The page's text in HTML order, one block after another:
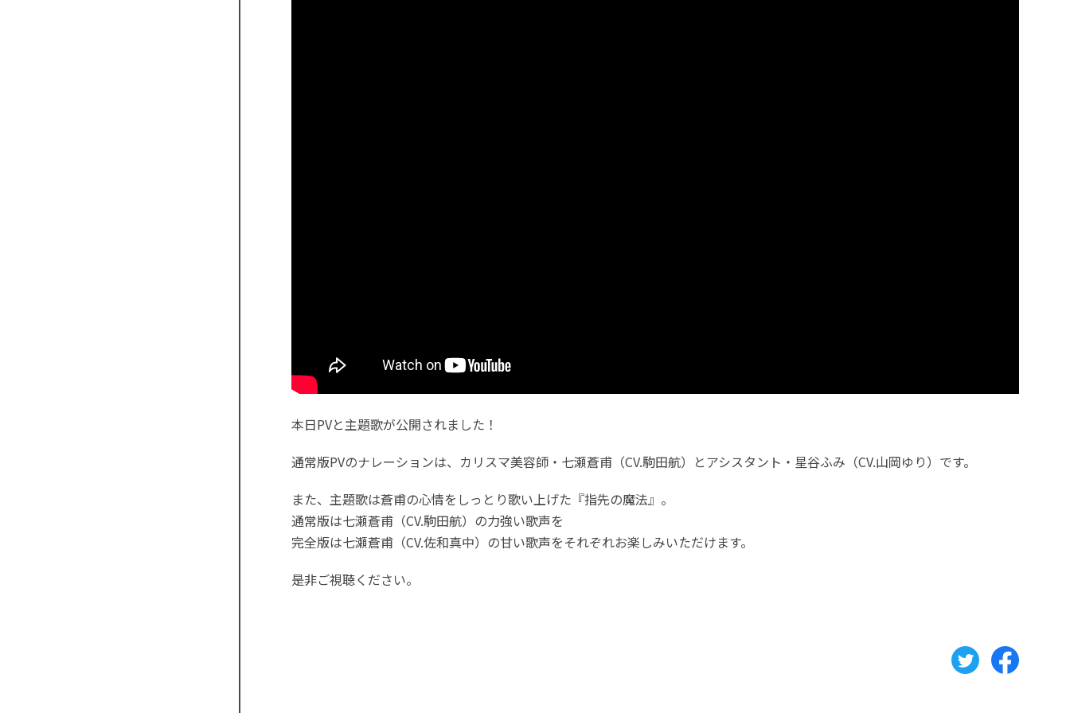
本日PVと主題歌が公開されました！
通常版PVのナレーションは、カリスマ美容師・七瀬蒼甫（CV.駒田航）とアシスタント・星谷ふみ（CV.山岡ゆり）です。
また、主題歌は蒼甫の心情をしっとり歌い上げた『指先の魔法』。
通常版は七瀬蒼甫（CV.駒田航）の力強い歌声を
完全版は七瀬蒼甫（CV.佐和真中）の甘い歌声をそれぞれお楽しみいただけます。
是非ご視聴ください。